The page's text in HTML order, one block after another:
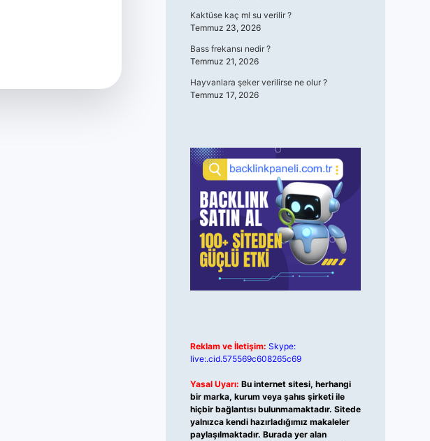
Kaktüse kaç ml su verilir ?
Temmuz 23, 2026
Bass frekansı nedir ?
Temmuz 21, 2026
Hayvanlara şeker verilirse ne olur ?
Temmuz 17, 2026
Reklam ve İletişim: Skype:
live:.cid.575569c608265c69
Yasal Uyarı: Bu internet sitesi, herhangi
bir marka, kurum veya şahıs şirketi ile
hiçbir bağlantısı bulunmamaktadır. Sitede
yalnızca kendi hazırladığımız makaleler
paylaşılmaktadır. Burada yer alan